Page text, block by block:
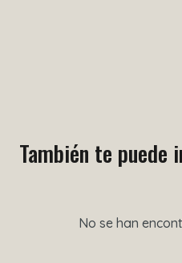
También te puede
No se han